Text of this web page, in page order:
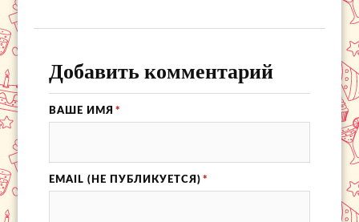
Добавить комментарий
ВАШЕ ИМЯ *
EMAIL (НЕ ПУБЛИКУЕТСЯ) *